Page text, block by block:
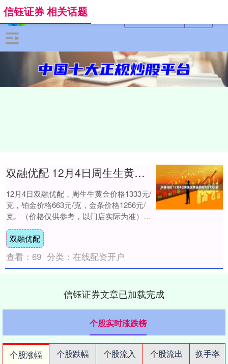
信钰证券 相关话题
双融优配 12月4日周生生黄金价格1333元/克
12月4日双融优配，周生生黄金价格1333元/
克，铂金价格663元/克，金条价格1256元/
克。（价格仅供参考，以门店实际为准）同
日上海黄金交易所现货黄金AU9....
双融优配
查看： 69 分类： 在线配资开户
信钰证券文章已加载完成
个股实时涨跌榜
个股涨幅 个股跌幅 个股流入 个股流出
换手率